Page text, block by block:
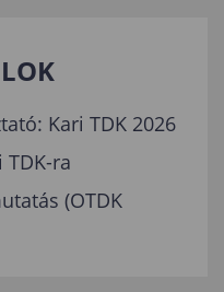
Kari TDK 2026
TDK-ra
(OTDK